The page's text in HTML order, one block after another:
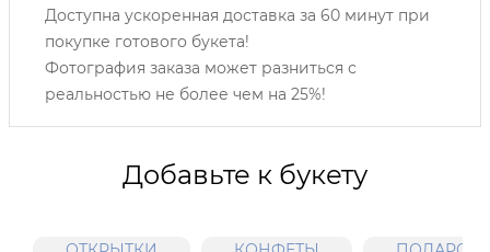
Доступна ускоренная доставка за 60 минут при
покупке готового букета!
Фотография заказа может разниться с
реальностью не более чем на 25%!
Добавьте к букету